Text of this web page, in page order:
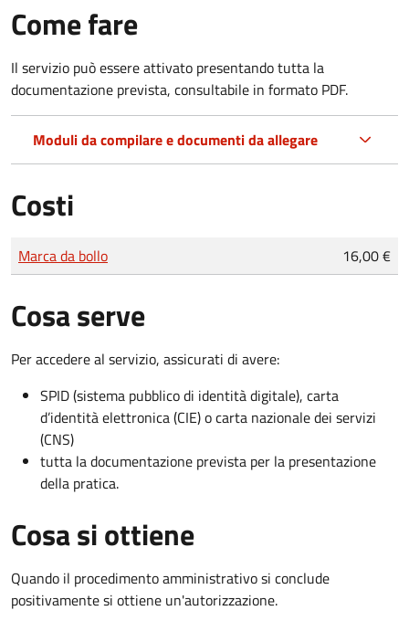
Come fare
Il servizio può essere attivato presentando tutta la
documentazione prevista, consultabile in formato PDF.
Moduli da compilare e documenti da allegare
Costi
Tipo di pagamento
Importo
Marca da bollo 16,00 €
Cosa serve
Per accedere al servizio, assicurati di avere:
SPID (sistema pubblico di identità digitale), carta
d’identità elettronica (CIE) o carta nazionale dei servizi
(CNS)
tutta la documentazione prevista per la presentazione
della pratica.
Cosa si ottiene
Quando il procedimento amministrativo si conclude
positivamente si ottiene un'autorizzazione.